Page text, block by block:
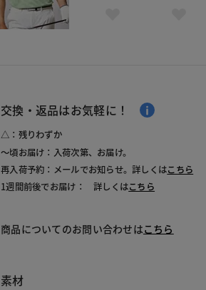
交換・返品はお気軽に！
△：残りわずか
～頃お届け：入荷次第、お届け。
再入荷予約：メールでお知らせ。詳しくはこちら
1週間前後でお届け： 詳しくはこちら
商品についてのお問い合わせはこちら
素材